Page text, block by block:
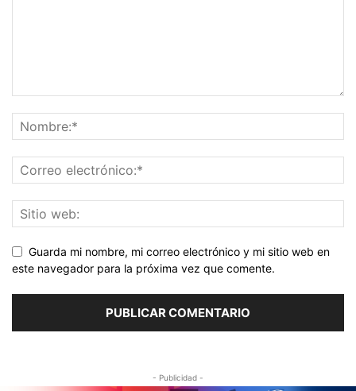
Guarda mi nombre, mi correo electrónico y mi sitio web en
este navegador para la próxima vez que comente.
- Publicidad -